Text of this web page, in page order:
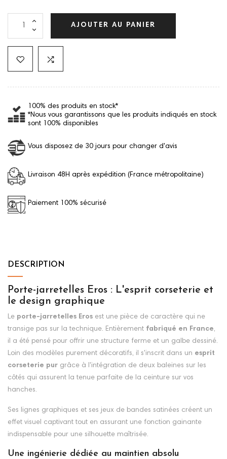
AJOUTER AU PANIER
100% des produits en stock*
*Nous vous garantissons que les produits indiqués en stock
sont 100% disponibles
Vous disposez de 30 jours pour changer d'avis
Livraison 48H après expédition (France métropolitaine)
Paiement 100% sécurisé
DESCRIPTION
Porte-jarretelles Eros : L'esprit corseterie et
le design graphique
Le porte-jarretelles Eros est une pièce de caractère qui ne
transige pas sur la technique. Entièrement fabriqué en France,
il a été pensé pour offrir une structure ferme et un galbe dessiné.
Loin des modèles purement décoratifs, il s'inscrit dans un esprit
corseterie pur grâce à l'intégration de deux baleines sur les
côtés qui assurent la tenue parfaite de la ceinture sur vos
hanches.
Ses lignes graphiques et ses jeux de bandes satinées créent un
effet visuel captivant tout en assurant une fonction gainante
indispensable pour une silhouette maîtrisée.
Une ingénierie dédiée au maintien absolu